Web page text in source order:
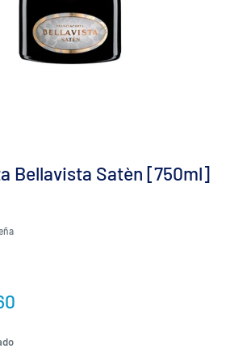
Bellavista Satèn [750ml]